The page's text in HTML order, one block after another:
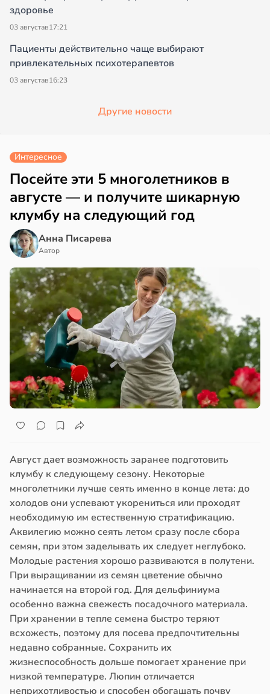
здоровье
03 августав17:21
Пациенты действительно чаще выбирают
привлекательных психотерапевтов
03 августав16:23
Другие новости
Интересное
Посейте эти 5 многолетников в
августе — и получите шикарную
клумбу на следующий год
Анна Писарева
Автор
Август дает возможность заранее подготовить
клумбу к следующему сезону. Некоторые
многолетники лучше сеять именно в конце лета: до
холодов они успевают укорениться или проходят
необходимую им естественную стратификацию.
Аквилегию можно сеять летом сразу после сбора
семян, при этом заделывать их следует неглубоко.
Молодые растения хорошо развиваются в полутени.
При выращивании из семян цветение обычно
начинается на второй год. Для дельфиниума
особенно важна свежесть посадочного материала.
При хранении в тепле семена быстро теряют
всхожесть, поэтому для посева предпочтительны
недавно собранные. Сохранить их
жизнеспособность дольше помогает хранение при
низкой температуре. Люпин отличается
неприхотливостью и способен обогащать почву